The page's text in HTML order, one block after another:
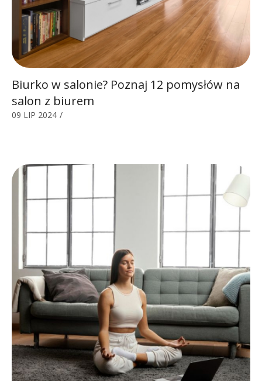
Biurko w salonie? Poznaj 12 pomysłów na
salon z biurem
09 LIP 2024 /